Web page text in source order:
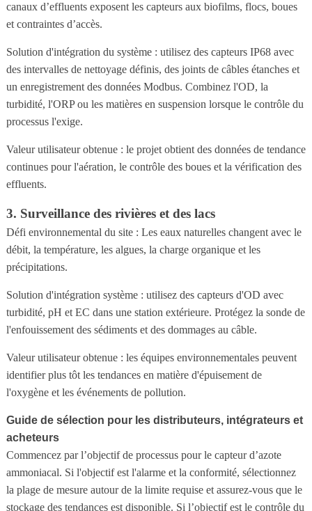
canaux d’effluents exposent les capteurs aux biofilms, flocs, boues
et contraintes d’accès.
Solution d'intégration du système : utilisez des capteurs IP68 avec
des intervalles de nettoyage définis, des joints de câbles étanches et
un enregistrement des données Modbus. Combinez l'OD, la
turbidité, l'ORP ou les matières en suspension lorsque le contrôle du
processus l'exige.
Valeur utilisateur obtenue : le projet obtient des données de tendance
continues pour l'aération, le contrôle des boues et la vérification des
effluents.
3. Surveillance des rivières et des lacs
Défi environnemental du site : Les eaux naturelles changent avec le
débit, la température, les algues, la charge organique et les
précipitations.
Solution d'intégration système : utilisez des capteurs d'OD avec
turbidité, pH et EC dans une station extérieure. Protégez la sonde de
l'enfouissement des sédiments et des dommages au câble.
Valeur utilisateur obtenue : les équipes environnementales peuvent
identifier plus tôt les tendances en matière d'épuisement de
l'oxygène et les événements de pollution.
Guide de sélection pour les distributeurs, intégrateurs et
acheteurs
Commencez par l’objectif de processus pour le capteur d’azote
ammoniacal. Si l'objectif est l'alarme et la conformité, sélectionnez
la plage de mesure autour de la limite requise et assurez-vous que le
stockage des tendances est disponible. Si l’objectif est le contrôle du